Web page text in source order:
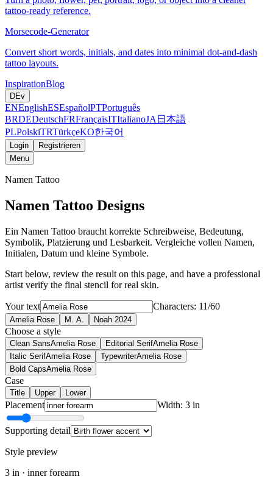
tattoo-ready reference.
Morsecode-Generator
Convert short words, initials, and dates into minimal dot-and-dash
tattoo layouts.
InspirationBlog
DEv
ENEnglishESEspañolPTPortuguês
BRDEDeutschFRFrançaisITItalianoJA 日本語
PLPolskiTRTürkçeKO한국어
Login
Registrieren
Menu
Namen Tattoo
Namen Tattoo Designs
Ein Namen Tattoo braucht korrekte Schreibweise, Bedeutung,
Symbolik, Platzierung und Lesbarkeit. Vergleiche vollen Namen,
Initialen, Datum und kleine Symbole.
Start below, review the result on this page, and have a professional
artist verify the final stencil for real skin.
Your text Characters: 11/60
Amelia Rose M. A. Noah 2024
Choose a style
Clean SansAmelia Rose Editorial SerifAmelia Rose
Italic SerifAmelia Rose TypewriterAmelia Rose
Bold CapsAmelia Rose
Case
Title Upper Lower
Placement Width: 3 in
Supporting detail
Style preview
3 in · inner forearm